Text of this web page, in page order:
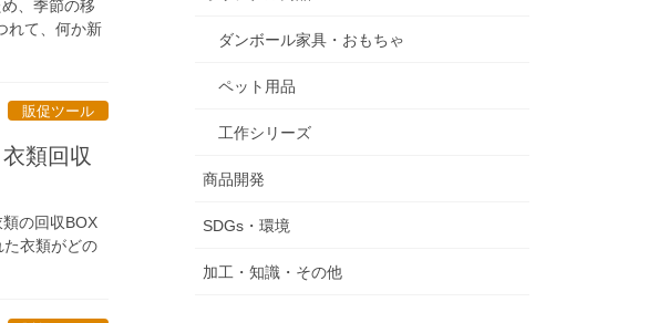
、季節の移
れて、何か新
販促ツール
類回収
の回収BOX
衣類がどの
ダンボール家具・おもちゃ
ペット用品
工作シリーズ
商品開発
SDGs・環境
加工・知識・その他